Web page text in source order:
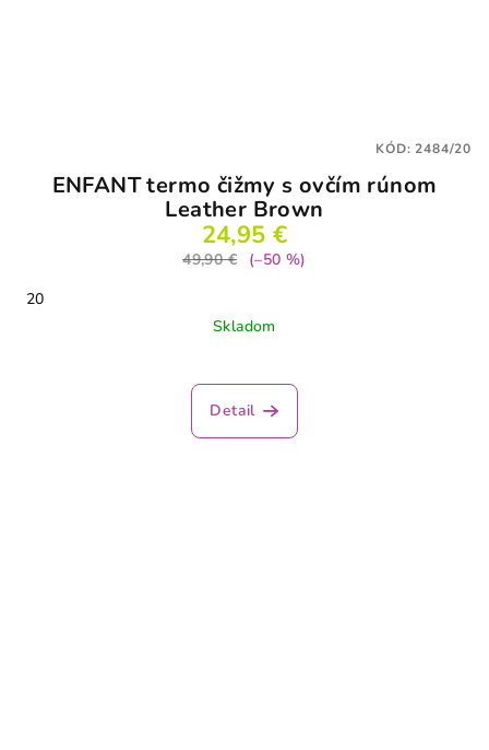
ENFANT termo čižmy s ovčím rúnom
Leather Brown
24,95 €
49,90 €
(–50 %)
20
Skladom
Detail
KÓD:2484/20